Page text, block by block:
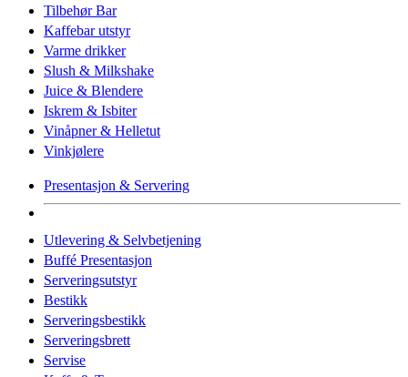
Tilbehør Bar
Kaffebar utstyr
Varme drikker
Slush & Milkshake
Juice & Blendere
Iskrem & Isbiter
Vinåpner & Helletut
Vinkjølere
Presentasjon & Servering
Utlevering & Selvbetjening
Buffé Presentasjon
Serveringsutstyr
Bestikk
Serveringsbestikk
Serveringsbrett
Servise